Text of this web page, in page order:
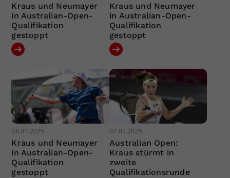
Kraus und Neumayer
in Australian-Open-
Qualifikation
gestoppt
Kraus und Neumayer
in Australian-Open-
Qualifikation
gestoppt
08.01.2025
Kraus und Neumayer
in Australian-Open-
Qualifikation
gestoppt
07.01.2025
Australian Open:
Kraus stürmt in
zweite
Qualifikationsrunde